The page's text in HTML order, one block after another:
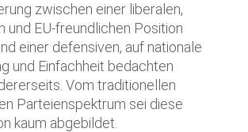
zwischen einer liberalen,
und EU-freundlichen Position
einer defensiven, auf nationale
und Einfachheit bedachten
Vom traditionellen
Parteienspektrum sei diese
kaum abgebildet.